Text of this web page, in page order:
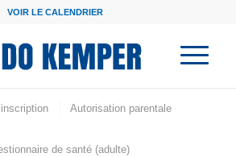
VOIR LE CALENDRIER
Autorisation parentale
de santé (adulte)